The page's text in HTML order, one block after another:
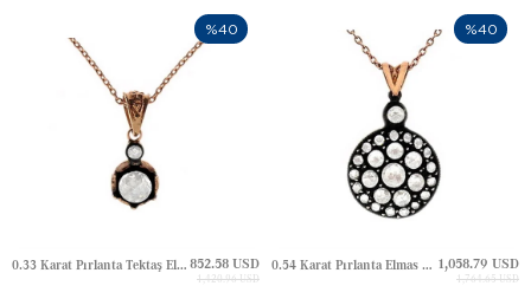
0.33 Karat Pırlanta Tektaş Elmas Altın Kolye 852.58 USD
1,420.96 USD
%40
0.54 Karat Pırlanta Elmas Altın Kolye 1,058.79 USD
1,764.65 USD
%40